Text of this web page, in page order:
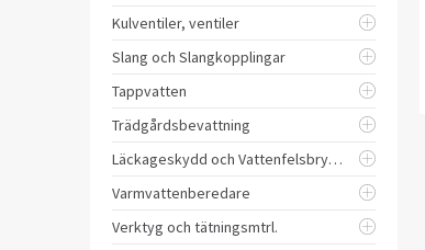
Kulventiler, ventiler
Slang och Slangkopplingar
Tappvatten
Trädgårdsbevattning
Läckageskydd och Vattenfelsbrytare
Varmvattenberedare
Verktyg och tätningsmtrl.